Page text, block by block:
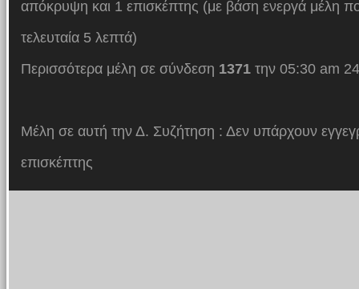
απόκρυψη και 1 επισκέπτης (με βάση ενεργά μέλη
τελευταία 5 λεπτά)
Περισσότερα μέλη σε σύνδεση 1371την 05:30 am
Μέλη σε αυτή την Δ. Συζήτηση : Δεν υπάρχουν
επισκέπτης